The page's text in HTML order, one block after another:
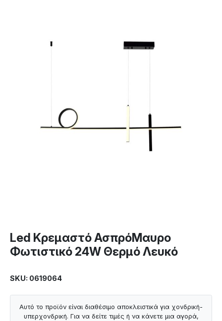
Led Κρεμαστό ΑσπρόΜαυρο
Φωτιστικό 24W Θερμό Λευκό
SKU: 0619064
Αυτό το προϊόν είναι διαθέσιμο αποκλειστικά για χονδρική-
υπερχονδρική. Για να δείτε τιμές ή να κάνετε μια αγορά,